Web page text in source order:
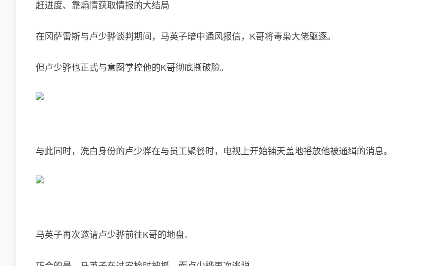
赶进度、靠煽情获取情报的大结局
在冈萨雷斯与卢少骅谈判期间，马英子暗中通风报信，K哥将毒枭大佬驱逐。
但卢少骅也正式与意图掌控他的K哥彻底撕破脸。
与此同时，洗白身份的卢少骅在与员工聚餐时，电视上开始铺天盖地播放他被通缉的消息。
马英子再次邀请卢少骅前往K哥的地盘。